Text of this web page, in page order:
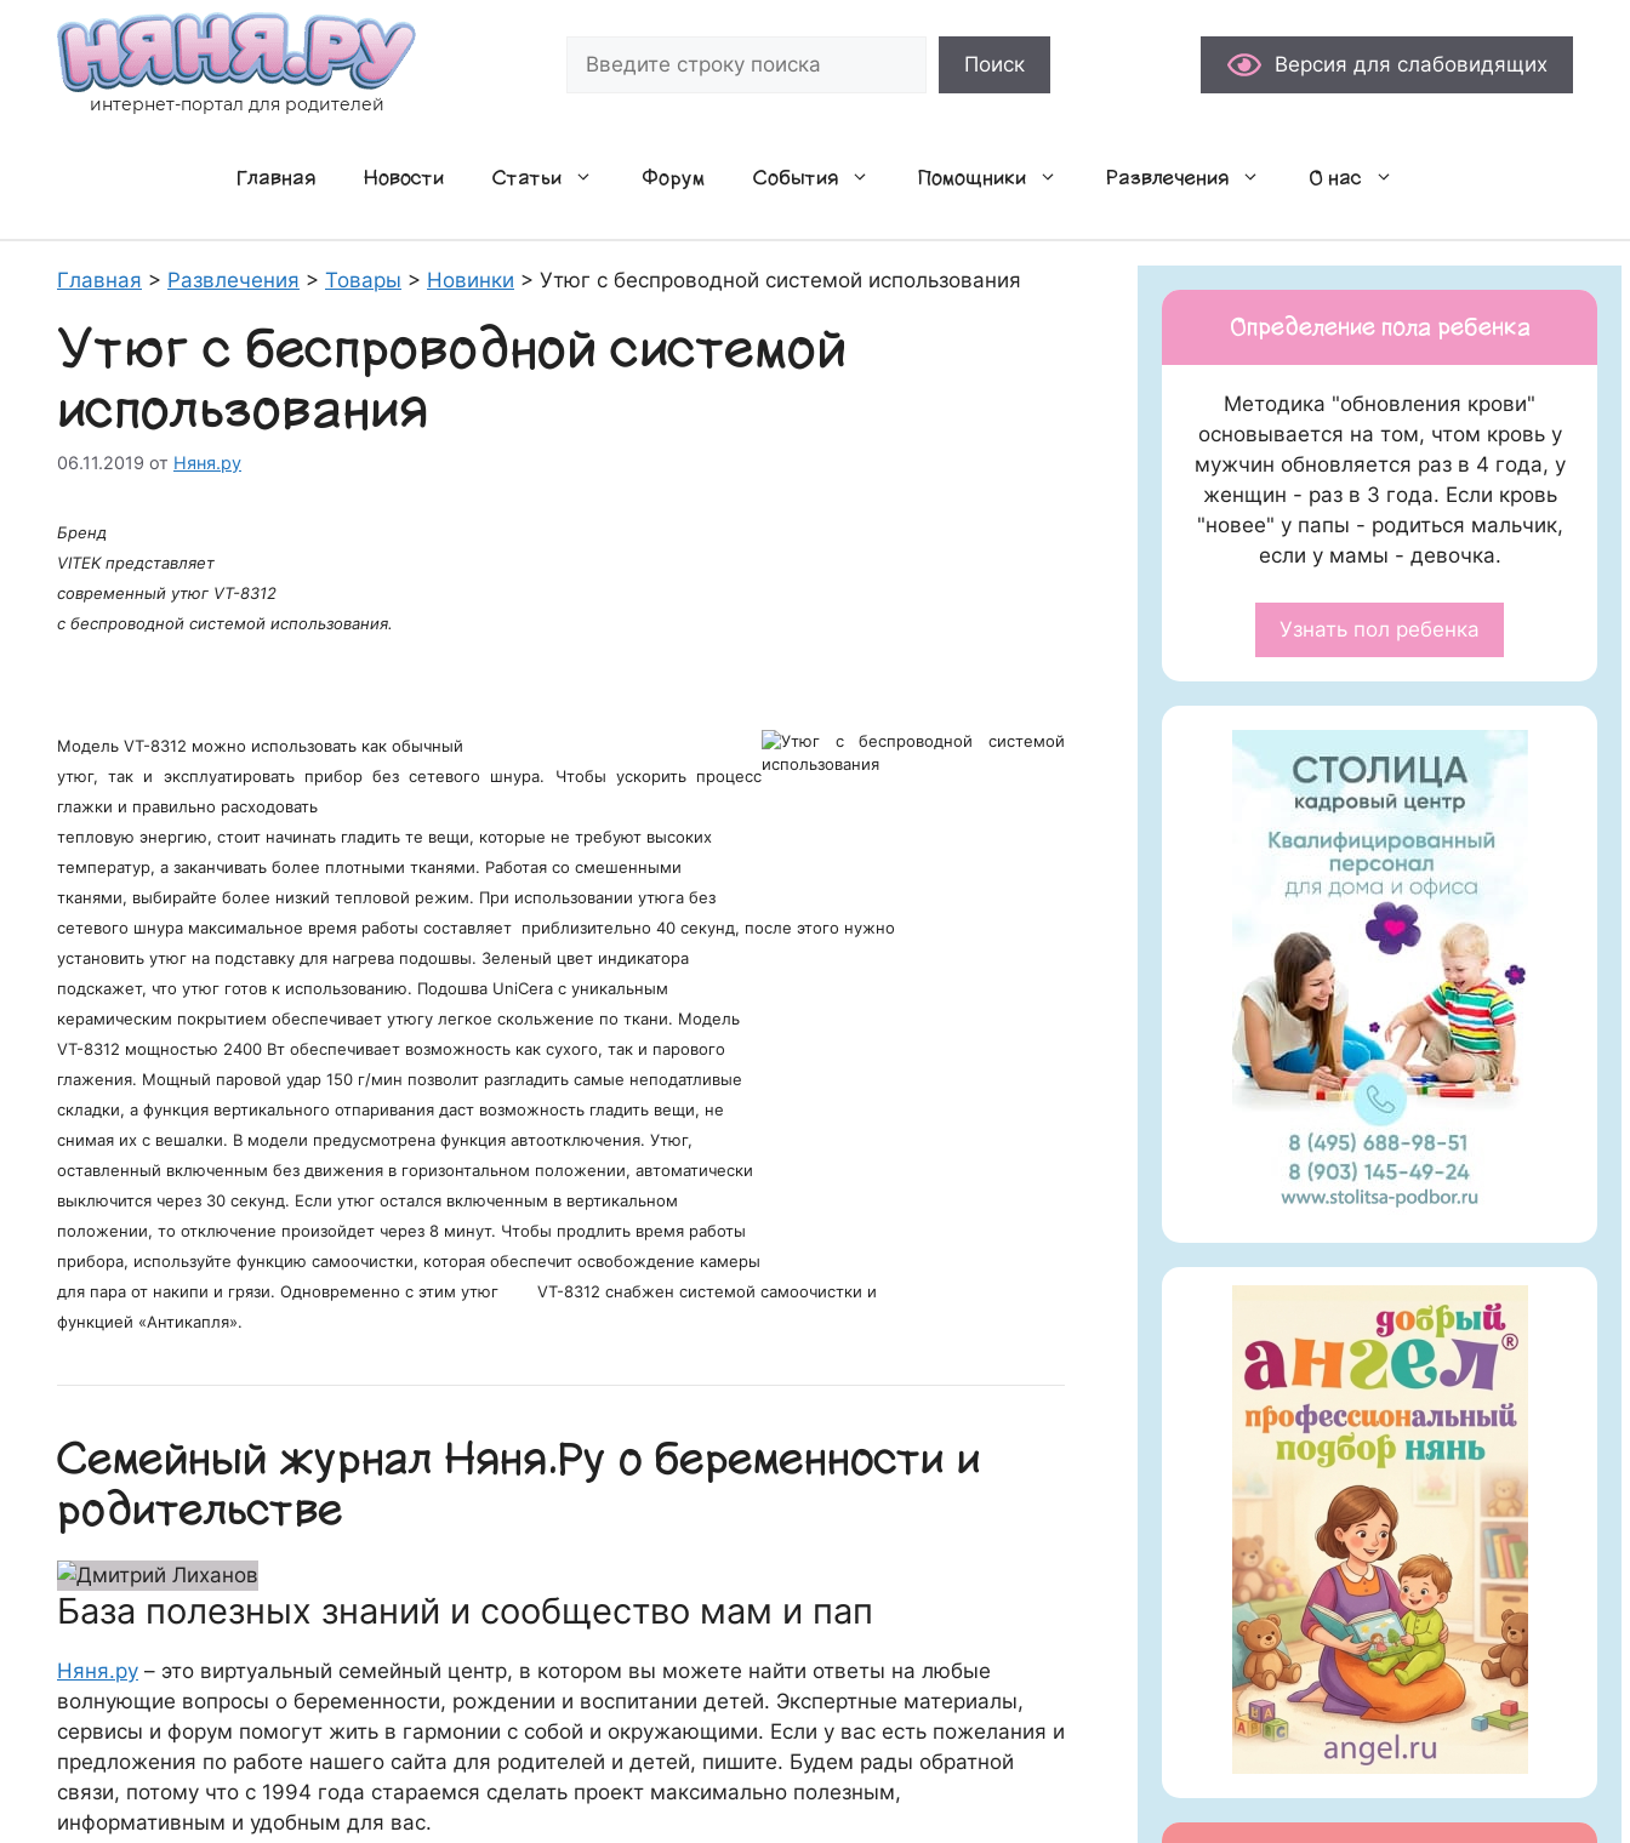
содержимому
интернет-портал для родителей
Поиск Версия для слабовидящих
Главная Новости Статьи Форум События Помощники Развлечения О нас
Главная > Развлечения > Товары > Новинки > Утюг с беспроводной системой использования
Утюг с беспроводной системой
использования
06.11.2019 от Няня.ру
Бренд
VITEK представляет
современный утюг VT-8312
с беспроводной системой использования.
Модель VT-8312 можно использовать как обычный
утюг, так и эксплуатировать прибор без сетевого шнура. Чтобы ускорить процесс
глажки и правильно расходовать
тепловую энергию, стоит начинать гладить те вещи, которые не требуют высоких
температур, а заканчивать более плотными тканями. Работая со смешенными
тканями, выбирайте более низкий тепловой режим. При использовании утюга без
сетевого шнура максимальное время работы составляет приблизительно 40 секунд, после этого нужно
установить утюг на подставку для нагрева подошвы. Зеленый цвет индикатора
подскажет, что утюг готов к использованию. Подошва UniCera с уникальным
керамическим покрытием обеспечивает утюгу легкое скольжение по ткани. Модель
VT-8312 мощностью 2400 Вт обеспечивает возможность как сухого, так и парового
глажения. Мощный паровой удар 150 г/мин позволит разгладить самые неподатливые
складки, а функция вертикального отпаривания даст возможность гладить вещи, не
снимая их с вешалки. В модели предусмотрена функция автоотключения. Утюг,
оставленный включенным без движения в горизонтальном положении, автоматически
выключится через 30 секунд. Если утюг остался включенным в вертикальном
положении, то отключение произойдет через 8 минут. Чтобы продлить время работы
прибора, используйте функцию самоочистки, которая обеспечит освобождение камеры
для пара от накипи и грязи. Одновременно с этим утюг VT-8312 снабжен системой самоочистки и
функцией «Антикапля».
Семейный журнал Няня.Ру о беременности и
родительстве
База полезных знаний и сообщество мам и пап
Няня.ру – это виртуальный семейный центр, в котором вы можете найти ответы на любые
волнующие вопросы о беременности, рождении и воспитании детей. Экспертные материалы,
сервисы и форум помогут жить в гармонии с собой и окружающими. Если у вас есть пожелания и
предложения по работе нашего сайта для родителей и детей, пишите. Будем рады обратной
связи, потому что c 1994 года стараемся сделать проект максимально полезным,
информативным и удобным для вас.
Определение пола ребенка
Методика "обновления крови"
основывается на том, чтом кровь у
мужчин обновляется раз в 4 года, у
женщин - раз в 3 года. Если кровь
"новее" у папы - родиться мальчик,
если у мамы - девочка.
Узнать пол ребенка